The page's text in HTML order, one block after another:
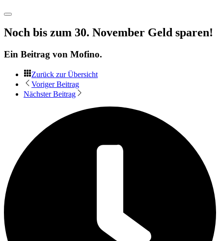
Noch bis zum 30. November Geld sparen!
Ein Beitrag von Mofino.
Zurück zur Übersicht
Voriger Beitrag
Nächster Beitrag